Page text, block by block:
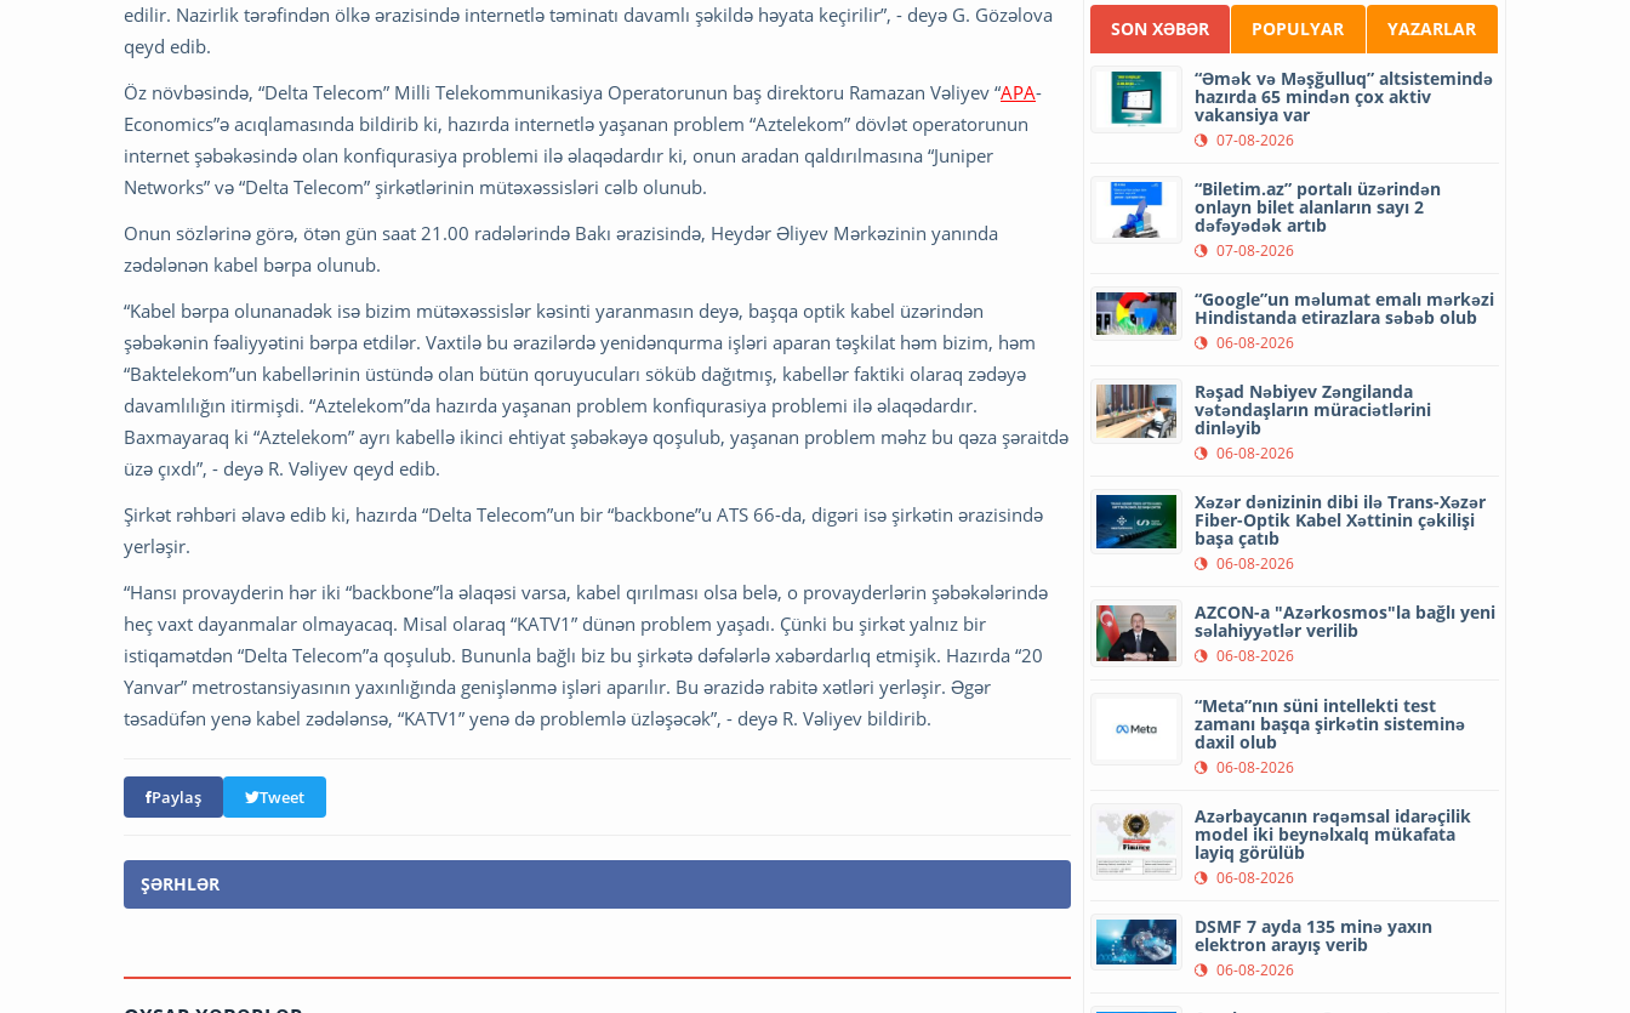
edilir. Nazirlik tərəfindən ölkə ərazisində internetlə təminatı davamlı şəkildə həyata keçirilir”, - deyə G. Gözəlova
qeyd edib.
​Öz növbəsində, “Delta Telecom” Milli Telekommunikasiya Operatorunun baş direktoru Ramazan Vəliyev “APA-
Economics”ə acıqlamasında bildirib ki, hazırda internetlə yaşanan problem “Aztelekom” dövlət operatorunun
internet şəbəkəsində olan konfiqurasiya problemi ilə əlaqədardır ki, onun aradan qaldırılmasına “Juniper
Networks” və “Delta Telecom” şirkətlərinin mütəxəssisləri cəlb olunub.
Onun sözlərinə görə, ötən gün saat 21.00 radələrində Bakı ərazisində, Heydər Əliyev Mərkəzinin yanında
zədələnən kabel bərpa olunub.
“Kabel bərpa olunanadək isə bizim mütəxəssislər kəsinti yaranmasın deyə, başqa optik kabel üzərindən
şəbəkənin fəaliyyətini bərpa etdilər. Vaxtilə bu ərazilərdə yenidənqurma işləri aparan təşkilat həm bizim, həm
“Baktelekom”un kabellərinin üstündə olan bütün qoruyucuları söküb dağıtmış, kabellər faktiki olaraq zədəyə
davamlılığın itirmişdi. “Aztelekom”da hazırda yaşanan problem konfiqurasiya problemi ilə əlaqədardır.
Baxmayaraq ki “Aztelekom” ayrı kabellə ikinci ehtiyat şəbəkəyə qoşulub, yaşanan problem məhz bu qəza şəraitdə
üzə çıxdı”, - deyə R. Vəliyev qeyd edib.
Şirkət rəhbəri əlavə edib ki, hazırda “Delta Telecom”un bir “backbone”u ATS 66-da, digəri isə şirkətin ərazisində
yerləşir.
“Hansı provayderin hər iki “backbone”la əlaqəsi varsa, kabel qırılması olsa belə, o provayderlərin şəbəkələrində
heç vaxt dayanmalar olmayacaq. Misal olaraq “KATV1” dünən problem yaşadı. Çünki bu şirkət yalnız bir
istiqamətdən “Delta Telecom”a qoşulub. Bununla bağlı biz bu şirkətə dəfələrlə xəbərdarlıq etmişik. Hazırda “20
Yanvar” metrostansiyasının yaxınlığında genişlənmə işləri aparılır. Bu ərazidə rabitə xətləri yerləşir. Əgər
təsadüfən yenə kabel zədələnsə, “KATV1” yenə də problemlə üzləşəcək”, - deyə R. Vəliyev bildirib.
Paylaş Tweet
ŞƏRHLƏR
SON XƏBƏR POPULYAR YAZARLAR
“Əmək və Məşğulluq” altsistemində
hazırda 65 mindən çox aktiv
vakansiya var
07-08-2026
“Biletim.az” portalı üzərindən
onlayn bilet alanların sayı 2
dəfəyədək artıb
07-08-2026
“Google”un məlumat emalı mərkəzi
Hindistanda etirazlara səbəb olub
06-08-2026
Rəşad Nəbiyev Zəngilanda
vətəndaşların müraciətlərini
dinləyib
06-08-2026
Xəzər dənizinin dibi ilə Trans-Xəzər
Fiber-Optik Kabel Xəttinin çəkilişi
başa çatıb
06-08-2026
AZCON-a "Azərkosmos"la bağlı yeni
səlahiyyətlər verilib
06-08-2026
“Meta”nın süni intellekti test
zamanı başqa şirkətin sisteminə
daxil olub
06-08-2026
Azərbaycanın rəqəmsal idarəçilik
model iki beynəlxalq mükafata
layiq görülüb
06-08-2026
DSMF 7 ayda 135 minə yaxın
elektron arayış verib
06-08-2026